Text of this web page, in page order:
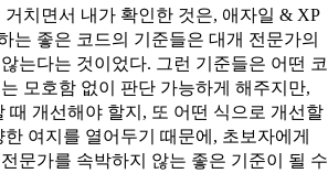
치면서 내가 확인한 것은, 애자일 & XP
는 좋은 코드의 기준들은 대개 전문가의
는다는 것이었다. 그런 기준들은 어떤 코
모호함 없이 판단 가능하게 해주지만,
때 개선해야 할지, 또 어떤 식으로 개선할
여지를 열어두기 때문에, 초보자에게
문가를 속박하지 않는 좋은 기준이 될 수